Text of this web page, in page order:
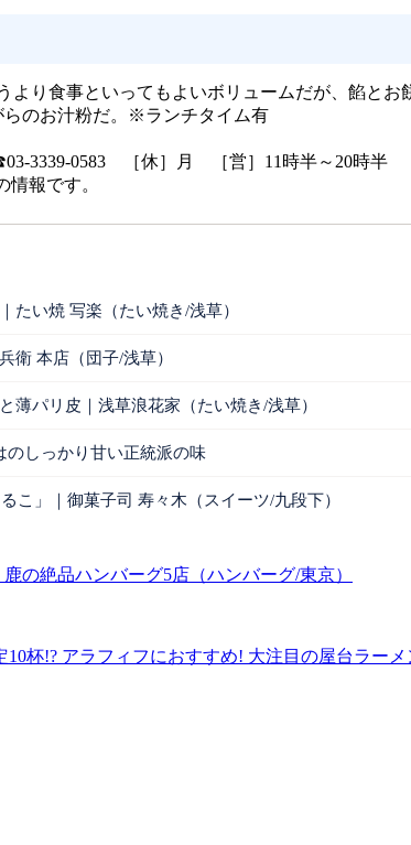
より食事といってもよいボリュームだが、餡と
らのお汁粉だ。※ランチタイム有
3339-0583 ［休］月 ［営］11時半～20時半
情報です。
たい焼 写楽（たい焼き/浅草）
衛 本店（団子/浅草）
薄パリ皮｜浅草浪花家（たい焼き/浅草）
のしっかり甘い正統派の味
こ」｜御菓子司 寿々木（スイーツ/九段下）
の絶品ハンバーグ5店（ハンバーグ/東京）
杯!? アラフィフにおすすめ! 大注目の屋台ラーメ